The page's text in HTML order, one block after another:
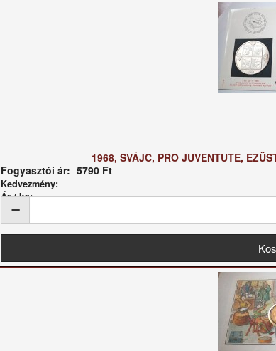
1968, SVÁJC, PRO JUVENTUTE,
Fogyasztói ár: 5790 Ft
Kedvezmény:
Ár / kg: